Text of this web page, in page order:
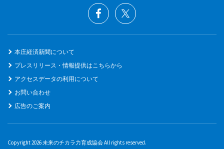
本庄経済新聞について
プレスリリース・情報提供はこちらから
アクセスデータの利用について
お問い合わせ
広告のご案内
Copyright 2026 未来のチカラ力育成協会 All rights reserved.